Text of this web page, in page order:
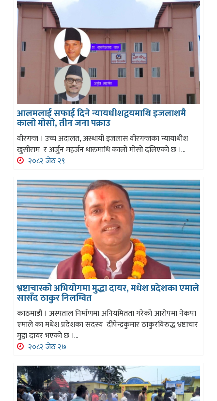
आलमलाई सफाई दिने न्यायधीशद्वयमाथि इजलाशमै
कालो मोसो, तीन जना पक्राउ
वीरगन्ज । उच्च अदालत, अस्थायी इजलास वीरगन्जका न्यायाधीश
खुसीराम र अर्जुन महर्जन थारुमाथि कालो मोसो दलिएको छ ।...
२०८२ जेठ २९
भ्रष्टाचारको अभियोगमा मुद्धा दायर, मधेश प्रदेशका एमाले
सासँद ठाकुर निलम्वित
काठमाडौं । अस्पताल निर्माणमा अनियमितता गरेको आरोपमा नेकपा
एमाले का मधेश प्रदेशका सदस्य दीपेन्द्रकुमार ठाकुरविरुद्ध भ्रष्टाचार
मुद्दा दायर भएको छ ।...
२०८२ जेठ २७